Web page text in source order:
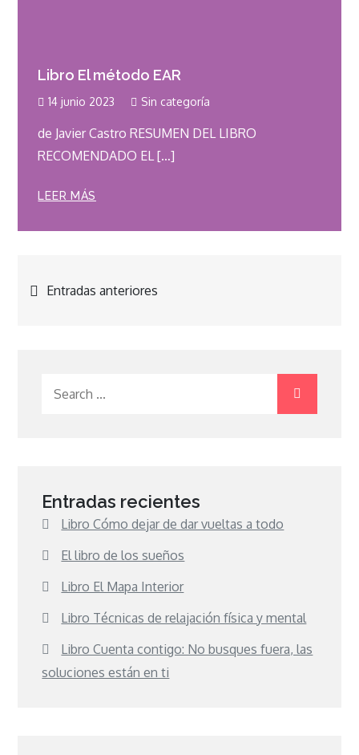
Libro El método EAR
14 junio 2023 Sin categoría
de Javier Castro RESUMEN DEL LIBRO
RECOMENDADO EL […]
LEER MÁS
Navegación
Entradas anteriores
Entradas recientes
Libro Cómo dejar de dar vueltas a todo
El libro de los sueños
Libro El Mapa Interior
Libro Técnicas de relajación física y mental
Libro Cuenta contigo: No busques fuera, las
soluciones están en ti